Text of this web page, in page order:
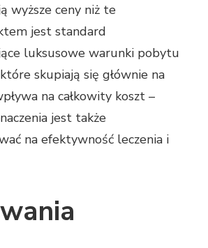
wyższe ceny niż te
jest standard
luksusowe warunki pobytu
skupiają się głównie na
na całkowity koszt –
jest także
na efektywność leczenia i